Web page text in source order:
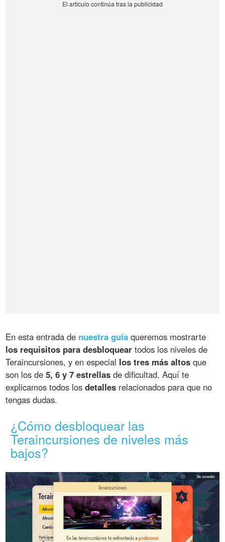
En esta entrada de nuestra guía queremos mostrarte
los requisitos para desbloquear todos los niveles de
Teraincursiones, y en especial los tres más altos que
son los de5, 6 y 7 estrellas de dificultad. Aquí te
explicamos todos losdetalles relacionados para que no
tengas dudas.
¿Cómo desbloquear las
Teraincursiones de niveles más
bajos?